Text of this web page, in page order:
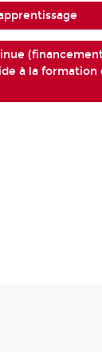
à la formation